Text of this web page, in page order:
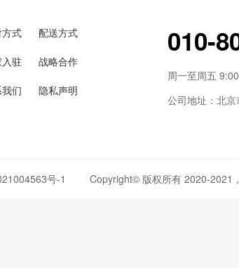
式 配送方式
驻 战略合作
们 隐私声明
010-
周一至周五
公司地址：北
号-1 Copyright© 版权所有 2020-2021